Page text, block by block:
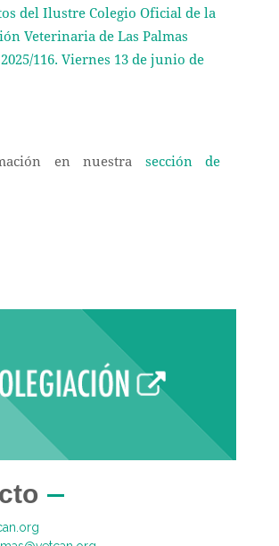
del Ilustre Colegio Oficial de la
Veterinaria de Las Palmas
2025/116. Viernes 13 de junio de
en nuestra sección de